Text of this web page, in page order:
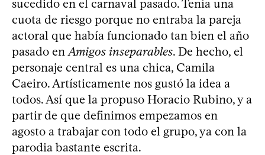
sucedido en el carnaval pasado. Tenía una
cuota de riesgo porque no entraba la pareja
actoral que había funcionado tan bien el año
pasado en Amigos inseparables. De hecho, el
personaje central es una chica, Camila
Caeiro. Artísticamente nos gustó la idea a
todos. Así que la propuso Horacio Rubino, y a
partir de que definimos empezamos en
agosto a trabajar con todo el grupo, ya con la
parodia bastante escrita.